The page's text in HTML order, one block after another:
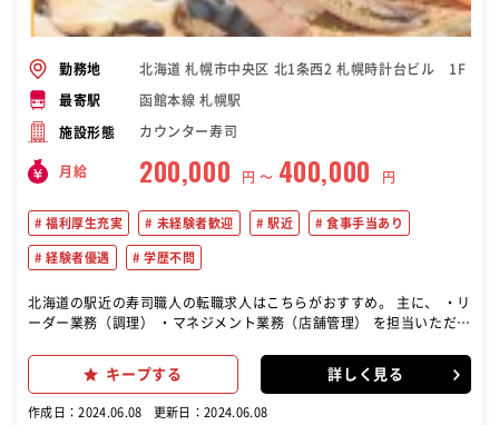
勤務地 北海道 札幌市中央区 北1条西2 札幌時計台ビル 1F
最寄駅 函館本線 札幌駅
施設形態 カウンター寿司
月給 200,000 円 〜 400,000 円
福利厚生充実 未経験者歓迎 駅近 食事手当あり
経験者優遇 学歴不問
北海道の駅近の寿司職人の転職求人はこちらがおすすめ。 主に、 ・リ
ーダー業務（調理） ・マネジメント業務（店舗管理） を担当いただき
ます。 1年ですべての部門を学んでいきます。 ○マネジメント業務 仕
入れやアルバイトの教育、数値管理 など
キープする 詳しく見る
作成日：2024.06.08 更新日：2024.06.08